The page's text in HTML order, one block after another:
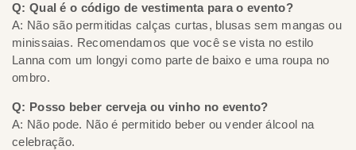
Q: Qual é o código de vestimenta para o evento?
A: Não são permitidas calças curtas, blusas sem mangas ou
minissaias. Recomendamos que você se vista no estilo
Lanna com um longyi como parte de baixo e uma roupa no
ombro.
Q: Posso beber cerveja ou vinho no evento?
A: Não pode. Não é permitido beber ou vender álcool na
celebração.